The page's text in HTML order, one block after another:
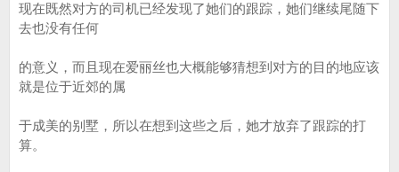
现在既然对方的司机已经发现了她们的跟踪，她们继续尾随下
去也没有任何
的意义，而且现在爱丽丝也大概能够猜想到对方的目的地应该
就是位于近郊的属
于成美的别墅，所以在想到这些之后，她才放弃了跟踪的打
算。